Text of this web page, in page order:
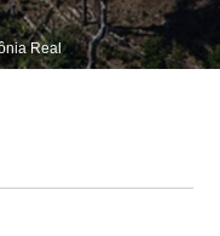
Real